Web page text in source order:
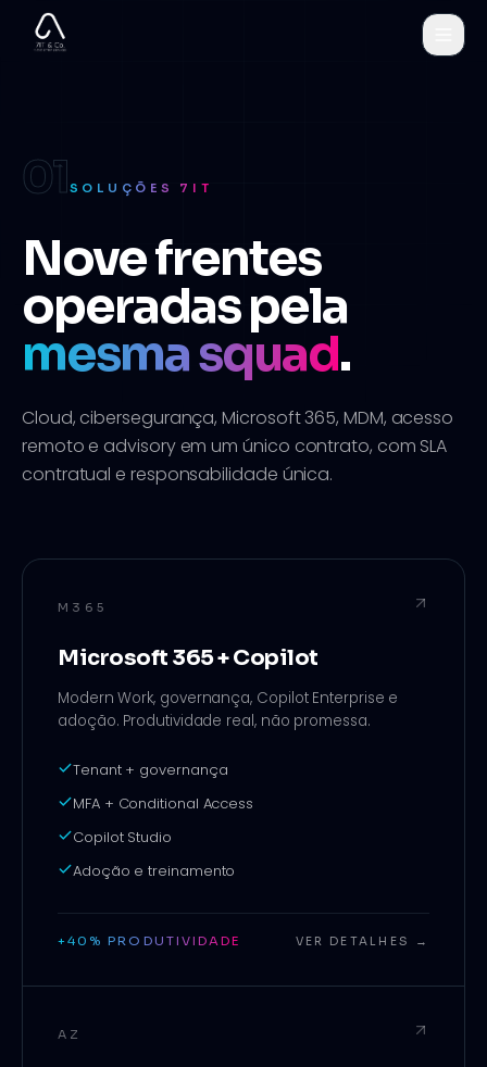
01SOLUÇÕES 7IT
Nove frentes
operadas pela
mesma squad.
Cloud, cibersegurança, Microsoft 365, MDM, acesso
remoto e advisory em um único contrato, com SLA
contratual e responsabilidade única.
M365
Microsoft 365 + Copilot
Modern Work, governança, Copilot Enterprise e
adoção. Produtividade real, não promessa.
Tenant + governança
MFA + Conditional Access
Copilot Studio
Adoção e treinamento
+40% PRODUTIVIDADE VER DETALHES →
AZ